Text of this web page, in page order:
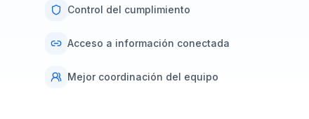
Control del cumplimiento
Acceso a información conectada
Mejor coordinación del equipo